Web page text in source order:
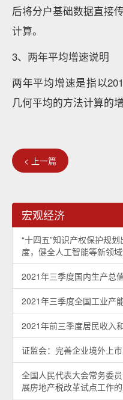
后将分户基础数据直接
计算。
3、两年平均增速说明
两年平均增速是指以
几何平均的方法计算的增
< 上一篇
宏观经济
“十四五”知识产权保护规
度，健全人工智能等新领
2021年三季度国内生产总
2021年三季度全国工业产
2021年前三季度居民收入
证监会：完善企业境外上
全国人民代表大会常务委
展房地产税改革试点工作